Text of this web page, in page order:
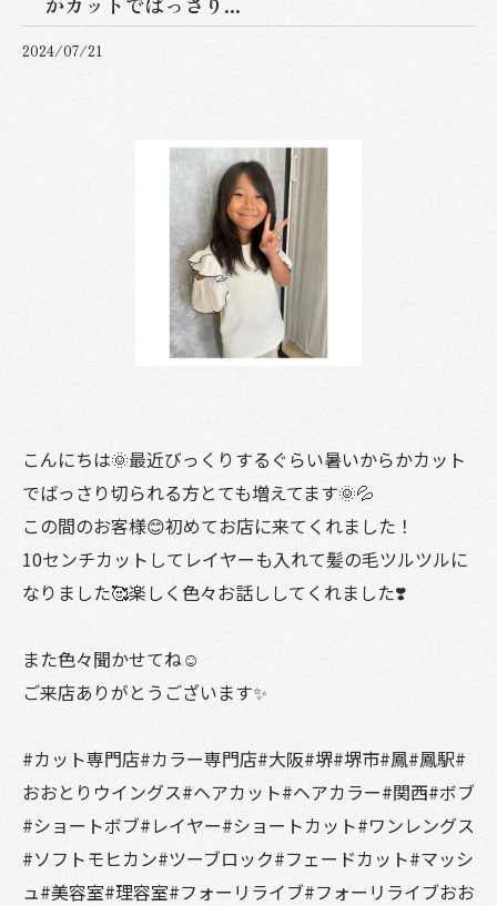
2024/07/21
こんにちは🌞最近びっくりするぐらい暑いからかカット
でばっさり切られる方とても増えてます🌞💦
この間のお客様😊初めてお店に来てくれました！
10センチカットしてレイヤーも入れて髪の毛ツルツルに
なりました🥰楽しく色々お話ししてくれました❣️
また色々聞かせてね☺️
ご来店ありがとうございます✨
#カット専門店#カラー専門店#大阪#堺#堺市#鳳#鳳駅#
おおとりウイングス#ヘアカット#ヘアカラー#関西#ボブ
#ショートボブ#レイヤー#ショートカット#ワンレングス
#ソフトモヒカン#ツーブロック#フェードカット#マッシ
ュ#美容室#理容室#フォーリライブ#フォーリライブおお